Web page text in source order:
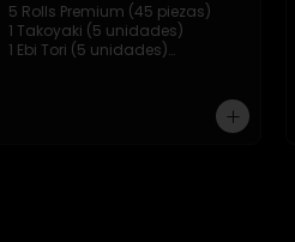
5 Rolls Premium (45 piezas)
1 Takoyaki (5 unidades)
1 Ebi Tori (5 unidades)